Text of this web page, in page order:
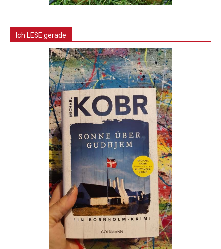
Ich LESE gerade